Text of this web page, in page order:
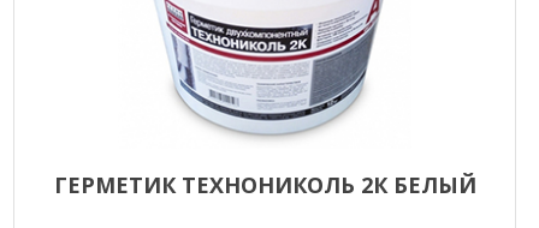
ГЕРМЕТИК ТЕХНОНИКОЛЬ 2К БЕЛЫЙ